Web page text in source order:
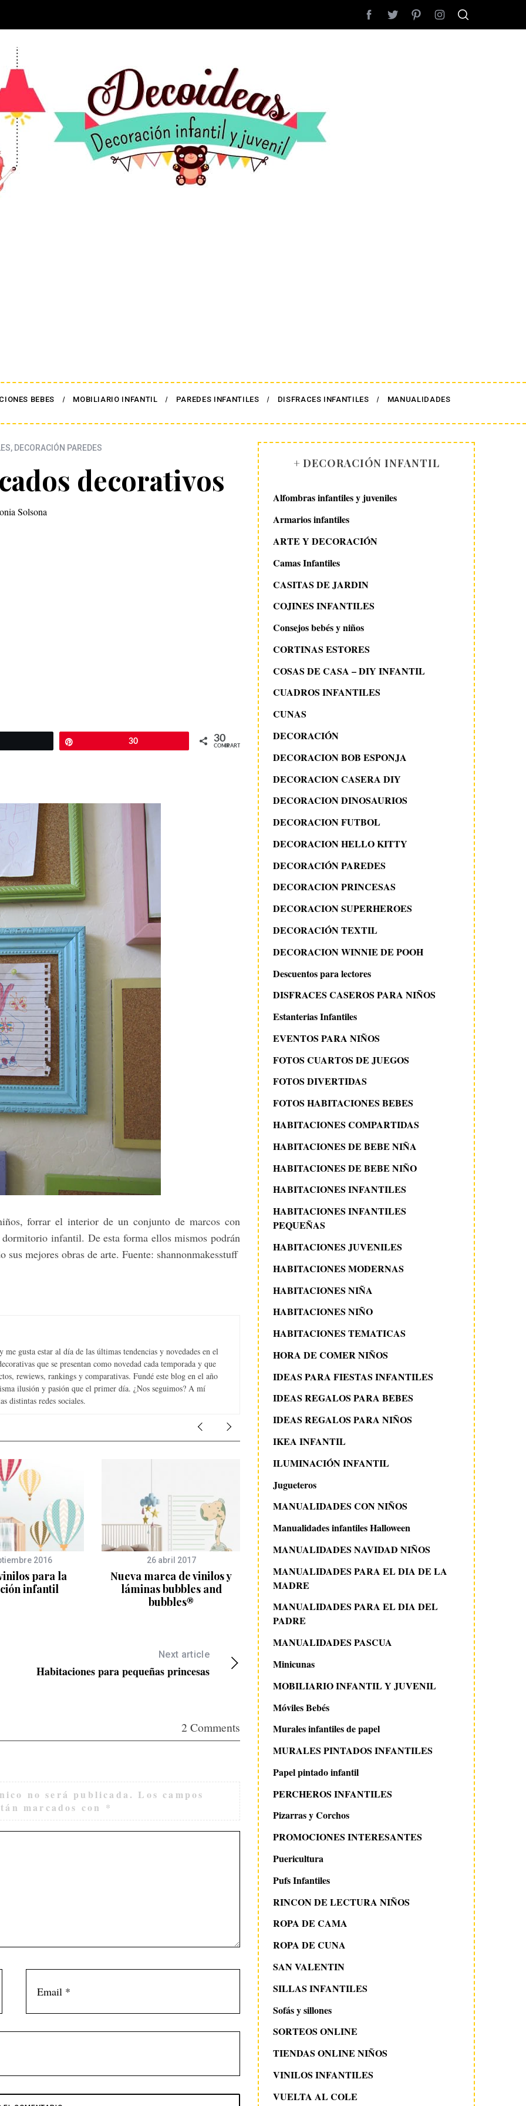
BEBES MOBILIARIO INFANTIL PAREDES INFANTILES DISFRACES INFANTILES MANUALIDADES
, DECORACIÓN PAREDES
decorativos
Solsona
30 30
COMPARTIR
forrar el interior de un conjunto de marcos con
infantil. De esta forma ellos mismos podrán
mejores obras de arte. Fuente: shannonmakesstuff
gusta estar al día de las últimas tendencias y novedades en el
que se presentan como novedad cada temporada y que
rewiews, rankings y comparativas. Fundé este blog en el año
ilusión y pasión que el primer día. ¿Nos seguimos? A mí
distintas redes sociales.
2016
para la
infantil
26 abril 2017
Nueva marca de vinilos y
láminas bubbles and
bubbles®
INSPIRACION COMIC
16 octubre 2011
Idea mural tren
Next article
Habitaciones para pequeñas princesas
2 Comments
no será publicada. Los campos
marcados con *
+ DECORACIÓN INFANTIL
Alfombras infantiles y juveniles
Armarios infantiles
ARTE Y DECORACIÓN
Camas Infantiles
CASITAS DE JARDIN
COJINES INFANTILES
Consejos bebés y niños
CORTINAS ESTORES
COSAS DE CASA – DIY INFANTIL
CUADROS INFANTILES
CUNAS
DECORACIÓN
DECORACION BOB ESPONJA
DECORACION CASERA DIY
DECORACION DINOSAURIOS
DECORACION FUTBOL
DECORACION HELLO KITTY
DECORACIÓN PAREDES
DECORACION PRINCESAS
DECORACION SUPERHEROES
DECORACIÓN TEXTIL
DECORACION WINNIE DE POOH
Descuentos para lectores
DISFRACES CASEROS PARA NIÑOS
Estanterias Infantiles
EVENTOS PARA NIÑOS
FOTOS CUARTOS DE JUEGOS
FOTOS DIVERTIDAS
FOTOS HABITACIONES BEBES
HABITACIONES COMPARTIDAS
HABITACIONES DE BEBE NIÑA
HABITACIONES DE BEBE NIÑO
HABITACIONES INFANTILES
HABITACIONES INFANTILES
PEQUEÑAS
HABITACIONES JUVENILES
HABITACIONES MODERNAS
HABITACIONES NIÑA
HABITACIONES NIÑO
HABITACIONES TEMATICAS
HORA DE COMER NIÑOS
IDEAS PARA FIESTAS INFANTILES
IDEAS REGALOS PARA BEBES
IDEAS REGALOS PARA NIÑOS
IKEA INFANTIL
ILUMINACIÓN INFANTIL
Jugueteros
MANUALIDADES CON NIÑOS
Manualidades infantiles Halloween
MANUALIDADES NAVIDAD NIÑOS
MANUALIDADES PARA EL DIA DE LA
MADRE
MANUALIDADES PARA EL DIA DEL
PADRE
MANUALIDADES PASCUA
Minicunas
MOBILIARIO INFANTIL Y JUVENIL
Móviles Bebés
Murales infantiles de papel
MURALES PINTADOS INFANTILES
Papel pintado infantil
PERCHEROS INFANTILES
Pizarras y Corchos
PROMOCIONES INTERESANTES
Puericultura
Pufs Infantiles
RINCON DE LECTURA NIÑOS
ROPA DE CAMA
ROPA DE CUNA
SAN VALENTIN
SILLAS INFANTILES
Sofás y sillones
SORTEOS ONLINE
TIENDAS ONLINE NIÑOS
VINILOS INFANTILES
VUELTA AL COLE